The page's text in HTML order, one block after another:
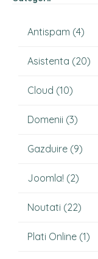
Antispam (4)
Asistenta (20)
Cloud (10)
Domenii (3)
Gazduire (9)
Joomla! (2)
Noutati (22)
Plati Online (1)